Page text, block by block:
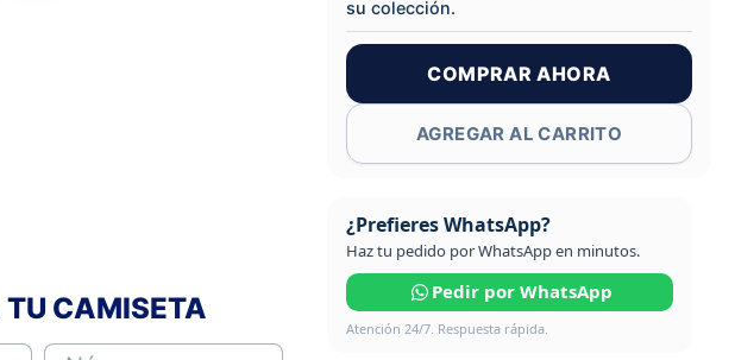
CAMISETA
su colección.
COMPRAR AHORA
AGREGAR AL CARRITO
¿Prefieres WhatsApp?
Haz tu pedido por WhatsApp en minutos.
Pedir por WhatsApp
Atención 24/7. Respuesta rápida.